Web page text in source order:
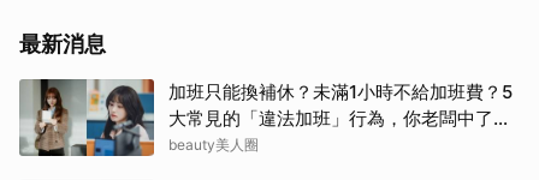
最新消息
加班只能換補休？未滿1小時不給加班費？5
大常見的「違法加班」行為，你老闆中了幾
項？
beauty美人圈